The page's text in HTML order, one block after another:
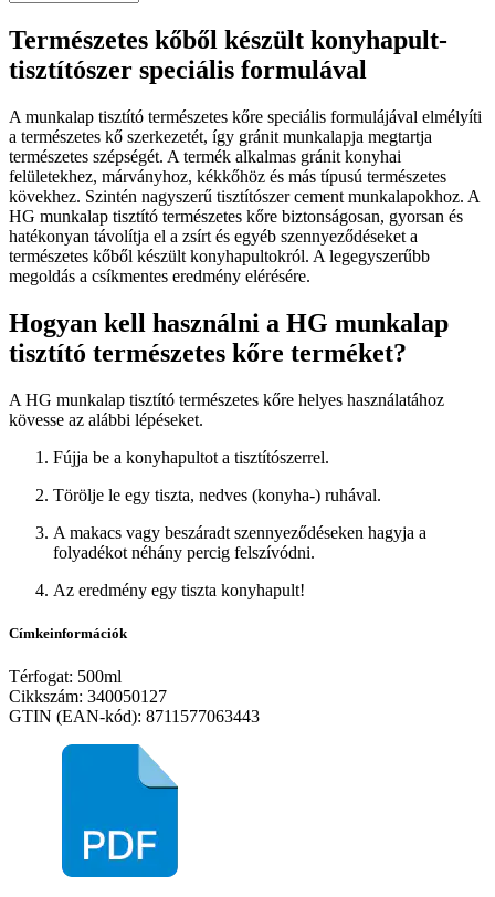
Természetes kőből készült konyhapult-
tisztítószer speciális formulával
A munkalap tisztító természetes kőre speciális formulájával elmélyíti
a természetes kő szerkezetét, így gránit munkalapja megtartja
természetes szépségét. A termék alkalmas gránit konyhai
felületekhez, márványhoz, kékkőhöz és más típusú természetes
kövekhez. Szintén nagyszerű tisztítószer cement munkalapokhoz. A
HG munkalap tisztító természetes kőre biztonságosan, gyorsan és
hatékonyan távolítja el a zsírt és egyéb szennyeződéseket a
természetes kőből készült konyhapultokról. A legegyszerűbb
megoldás a csíkmentes eredmény elérésére.
Hogyan kell használni a HG munkalap
tisztító természetes kőre terméket?
A HG munkalap tisztító természetes kőre helyes használatához
kövesse az alábbi lépéseket.
Fújja be a konyhapultot a tisztítószerrel.
Törölje le egy tiszta, nedves (konyha-) ruhával.
A makacs vagy beszáradt szennyeződéseken hagyja a
folyadékot néhány percig felszívódni.
Az eredmény egy tiszta konyhapult!
Címkeinformációk
Térfogat: 500ml
Cikkszám: 340050127
GTIN (EAN-kód): 8711577063443